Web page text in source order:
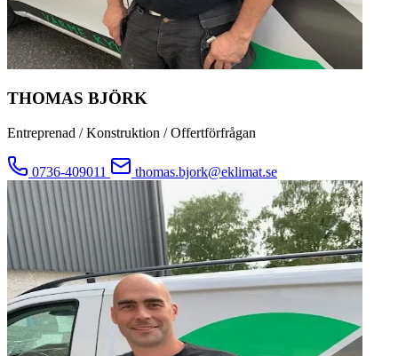
THOMAS BJÖRK
Entreprenad / Konstruktion / Offertförfrågan
0736-409011 thomas.bjork@eklimat.se